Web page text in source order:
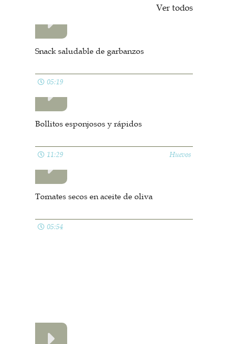
Ver todos
Snack saludable de garbanzos
05:19
Bollitos esponjosos y rápidos
11:29 Huevos
Tomates secos en aceite de oliva
05:54